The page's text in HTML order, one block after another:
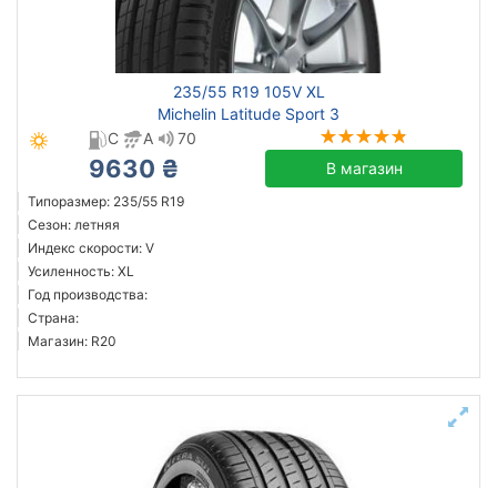
235/55 R19 105V XL
Michelin Latitude Sport 3
C
A 70
9630 ₴ В магазин
Типоразмер: 235/55 R19
Сезон: летняя
Индекс скорости: V
Усиленность: XL
Год производства:
Страна:
Магазин: R20